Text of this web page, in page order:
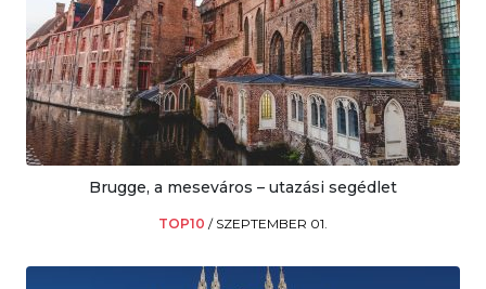
Brugge, a meseváros – utazási segédlet
TOP10 / SZEPTEMBER 01.